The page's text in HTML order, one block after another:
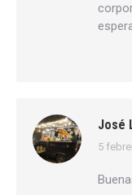
José
dice:
5